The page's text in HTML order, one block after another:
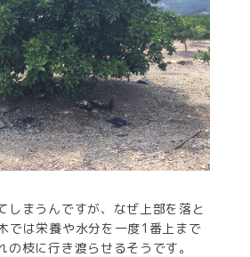
しまうんですが、なぜ上部を落と
では栄養や水分を一度1番上まで
の枝に行き渡らせるそうです。